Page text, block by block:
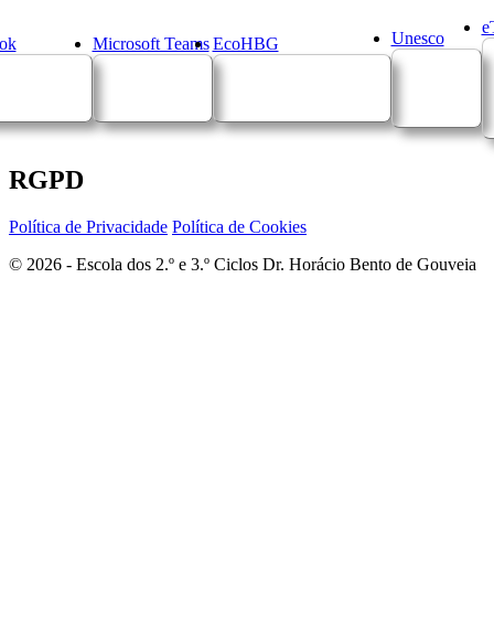
Microsoft Teams EcoHBG Unesco
RGPD
Política de Privacidade Política de Cookies
© 2026 - Escola dos 2.º e 3.º Ciclos Dr. Horácio Bento de Gouveia